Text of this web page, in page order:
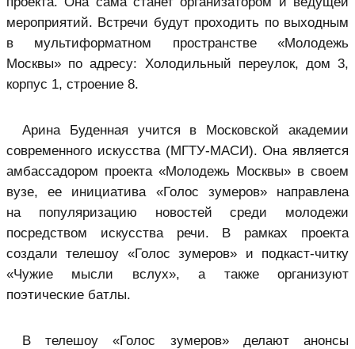
мероприятий. Встречи будут проходить по выходным
в мультиформатном пространстве «Молодежь
Москвы» по адресу: Холодильный переулок, дом 3,
корпус 1, строение 8.
Арина Буденная учится в Московской академии
современного искусства (МГТУ-МАСИ). Она является
амбассадором проекта «Молодежь Москвы» в своем
вузе, ее инициатива «Голос зумеров» направлена
на популяризацию новостей среди молодежи
посредством искусства речи. В рамках проекта
создали телешоу «Голос зумеров» и подкаст-читку
«Чужие мысли вслух», а также организуют
поэтические батлы.
В телешоу «Голос зумеров» делают анонсы